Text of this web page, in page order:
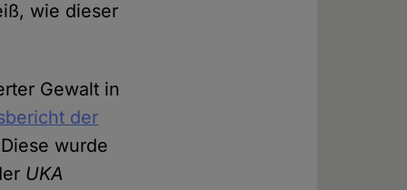
wie dieser
Gewalt in
der
wurde
UKA